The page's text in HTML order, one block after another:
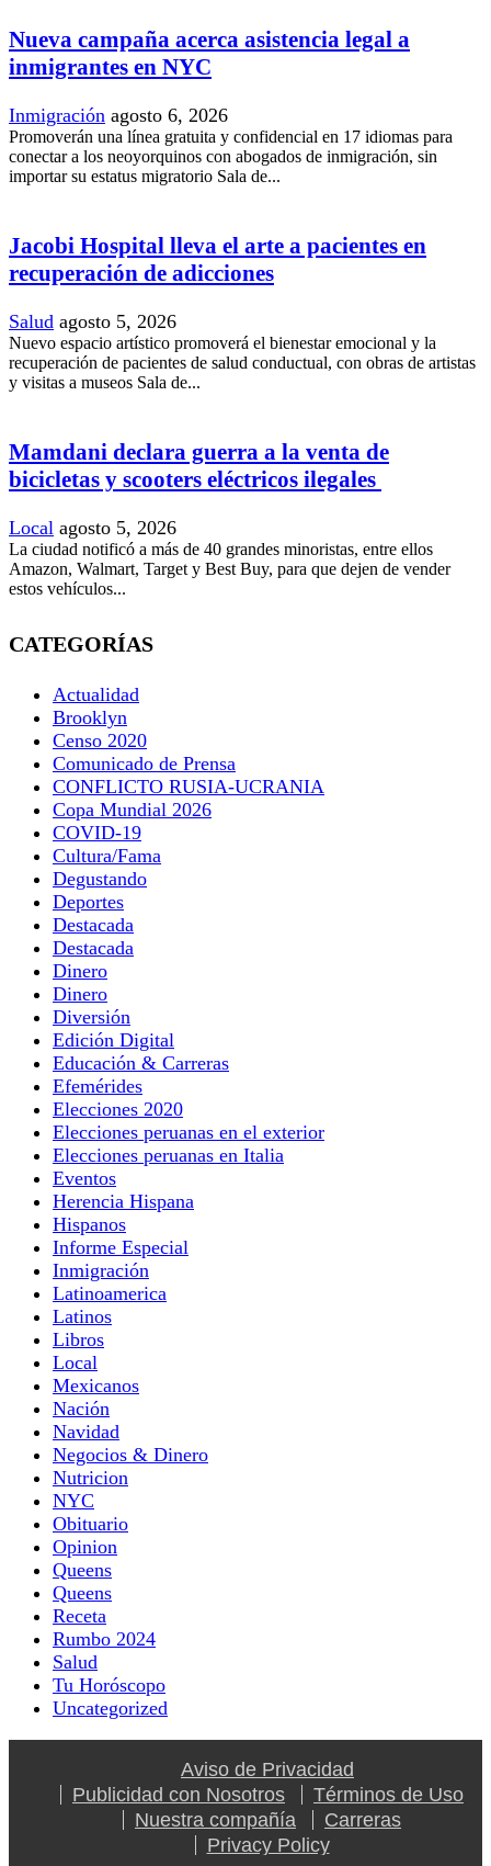
Nueva campaña acerca asistencia legal a
inmigrantes en NYC
Inmigración agosto 6, 2026
Promoverán una línea gratuita y confidencial en 17 idiomas para
conectar a los neoyorquinos con abogados de inmigración, sin
importar su estatus migratorio Sala de...
Jacobi Hospital lleva el arte a pacientes en
recuperación de adicciones
Salud agosto 5, 2026
Nuevo espacio artístico promoverá el bienestar emocional y la
recuperación de pacientes de salud conductual, con obras de artistas
y visitas a museos Sala de...
Mamdani declara guerra a la venta de
bicicletas y scooters eléctricos ilegales
Local agosto 5, 2026
La ciudad notificó a más de 40 grandes minoristas, entre ellos
Amazon, Walmart, Target y Best Buy, para que dejen de vender
estos vehículos...
CATEGORÍAS
Actualidad
Brooklyn
Censo 2020
Comunicado de Prensa
CONFLICTO RUSIA-UCRANIA
Copa Mundial 2026
COVID-19
Cultura/Fama
Degustando
Deportes
Destacada
Destacada
Dinero
Dinero
Diversión
Edición Digital
Educación & Carreras
Efemérides
Elecciones 2020
Elecciones peruanas en el exterior
Elecciones peruanas en Italia
Eventos
Herencia Hispana
Hispanos
Informe Especial
Inmigración
Latinoamerica
Latinos
Libros
Local
Mexicanos
Nación
Navidad
Negocios & Dinero
Nutricion
NYC
Obituario
Opinion
Queens
Queens
Receta
Rumbo 2024
Salud
Tu Horóscopo
Uncategorized
Aviso de Privacidad
Publicidad con Nosotros
Términos de Uso
Nuestra compañía
Carreras
Privacy Policy